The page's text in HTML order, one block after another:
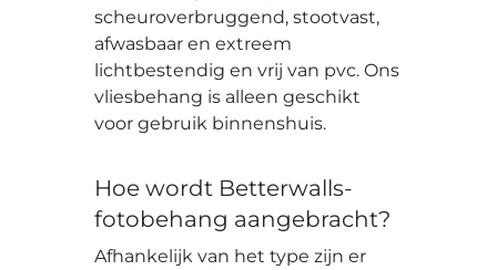
scheuroverbruggend, stootvast,
afwasbaar en extreem
lichtbestendig en vrij van pvc. Ons
vliesbehang is alleen geschikt
voor gebruik binnenshuis.
Hoe wordt Betterwalls-
fotobehang aangebracht?
Afhankelijk van het type zijn er